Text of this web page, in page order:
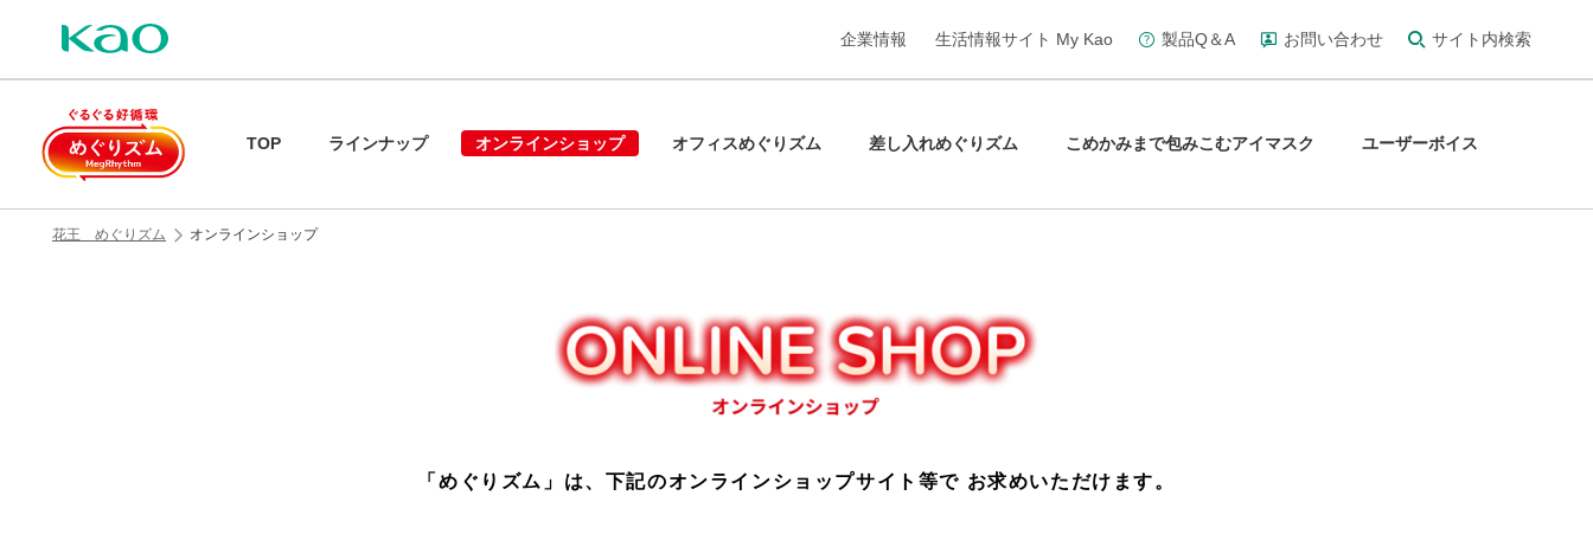
企業情報 生活情報サイト My Kao 製品Q＆A お問い合わせ サイト内検索
TOP ラインナップ オンラインショップ オフィスめぐりズム 差し入れめぐりズム こめかみまで包みこむアイマスク ユーザーボイス
花王 めぐりズム オンラインショップ
「めぐりズム」は、下記のオンラインショップサイト等で お求めいただけます。